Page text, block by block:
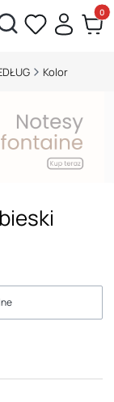
Otwórz wyszukiwarkę
Kolor